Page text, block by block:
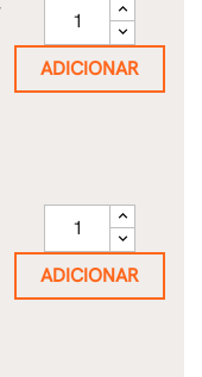
ADICIONAR
ADICIONAR